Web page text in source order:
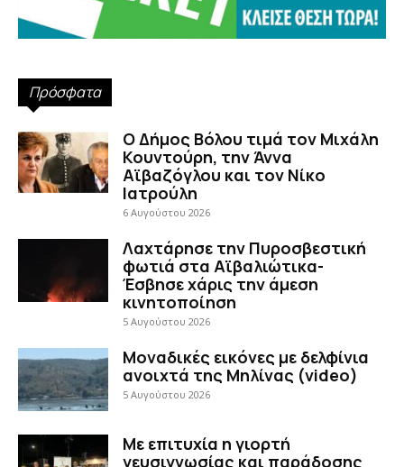
Πρόσφατα
Ο Δήμος Βόλου τιμά τον Μιχάλη
Κουντούρη, την Άννα
Αϊβαζόγλου και τον Νίκο
Ιατρούλη
6 Αυγούστου 2026
Λαχτάρησε την Πυροσβεστική
φωτιά στα Αϊβαλιώτικα-
Έσβησε χάρις την άμεση
κινητοποίηση
5 Αυγούστου 2026
Μοναδικές εικόνες με δελφίνια
ανοιχτά της Μηλίνας (video)
5 Αυγούστου 2026
Με επιτυχία η γιορτή
γευσιγνωσίας και παράδοσης